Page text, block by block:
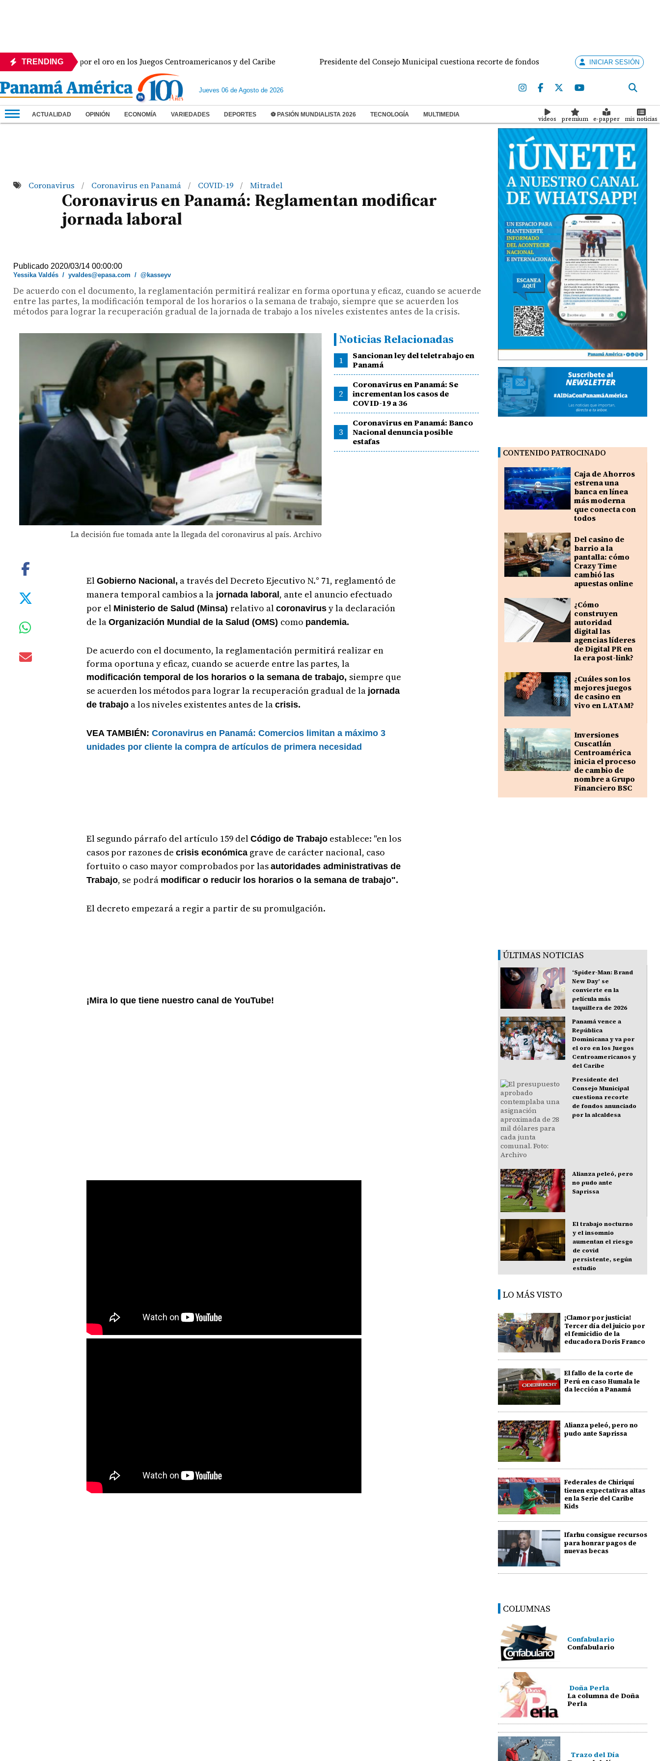
TRENDING
y va por el oro en los Juegos Centroamericanos y del Caribe Presidente del Consejo Municipal cuestiona recorte de fondos anunciado por la alcaldesaINICIAR SESIÓN
Jueves 06 de Agosto de 2026
ACTUALIDAD OPINIÓN ECONOMÍA VARIEDADES DEPORTES ⚽ PASIÓN MUNDIALISTA 2026 TECNOLOGÍA MULTIMEDIA
videos premium e-papper mis noticias
Coronavirus / Coronavirus en Panamá / COVID-19 / Mitradel
Coronavirus en Panamá: Reglamentan modificar
jornada laboral
Publicado 2020/03/14 00:00:00
Yessika Valdés /yvaldes@epasa.com /@kasseyv
De acuerdo con el documento, la reglamentación permitirá realizar en forma oportuna y eficaz, cuando se acuerde
entre las partes, la modificación temporal de los horarios o la semana de trabajo, siempre que se acuerden los
métodos para lograr la recuperación gradual de la jornada de trabajo a los niveles existentes antes de la crisis.
La decisión fue tomada ante la llegada del coronavirus al país. Archivo
Noticias Relacionadas
1
Sancionan ley del teletrabajo en
Panamá
2
Coronavirus en Panamá: Se
incrementan los casos de
COVID-19 a 36
3
Coronavirus en Panamá: Banco
Nacional denuncia posible
estafas
El Gobierno Nacional, a través del Decreto Ejecutivo N.° 71, reglamentó de
manera temporal cambios a la jornada laboral, ante el anuncio efectuado
por el Ministerio de Salud (Minsa) relativo al coronavirusy la declaración
de la Organización Mundial de la Salud (OMS) como pandemia.
De acuerdo con el documento, la reglamentación permitirá realizar en
forma oportuna y eficaz, cuando se acuerde entre las partes, la
modificación temporal de los horarios o la semana de trabajo, siempre que
se acuerden los métodos para lograr la recuperación gradual de la jornada
de trabajoa los niveles existentes antes de la crisis.
VEA TAMBIÉN: Coronavirus en Panamá: Comercios limitan a máximo 3
unidades por cliente la compra de artículos de primera necesidad
El segundo párrafo del artículo 159 del Código de Trabajoestablece: "en los
casos por razones de crisis económicagrave de carácter nacional, caso
fortuito o caso mayor comprobados por las autoridades administrativas de
Trabajo, se podrá modificar o reducir los horarios o la semana de trabajo".
El decreto empezará a regir a partir de su promulgación.
¡Mira lo que tiene nuestro canal de YouTube!
CONTENIDO PATROCINADO
Caja de Ahorros
estrena una
banca en línea
más moderna
que conecta con
todos
Del casino de
barrio a la
pantalla: cómo
Crazy Time
cambió las
apuestas online
¿Cómo
construyen
autoridad
digital las
agencias líderes
de Digital PR en
la era post-link?
¿Cuáles son los
mejores juegos
de casino en
vivo en LATAM?
Inversiones
Cuscatlán
Centroamérica
inicia el proceso
de cambio de
nombre a Grupo
Financiero BSC
ÚLTIMAS NOTICIAS
‘Spider-Man: Brand
New Day’ se
convierte en la
película más
taquillera de 2026
Panamá vence a
República
Dominicana y va por
el oro en los Juegos
Centroamericanos y
del Caribe
Presidente del
Consejo Municipal
cuestiona recorte
de fondos anunciado
por la alcaldesa
Alianza peleó, pero
no pudo ante
Saprissa
El trabajo nocturno
y el insomnio
aumentan el riesgo
de covid
persistente, según
estudio
LO MÁS VISTO
¡Clamor por justicia!
Tercer día del juicio por
el femicidio de la
educadora Doris Franco
El fallo de la corte de
Perú en caso Humala le
da lección a Panamá
Alianza peleó, pero no
pudo ante Saprissa
Federales de Chiriquí
tienen expectativas altas
en la Serie del Caribe
Kids
Ifarhu consigue recursos
para honrar pagos de
nuevas becas
COLUMNAS
Confabulario
Confabulario
Doña Perla
La columna de Doña
Perla
Trazo del Día